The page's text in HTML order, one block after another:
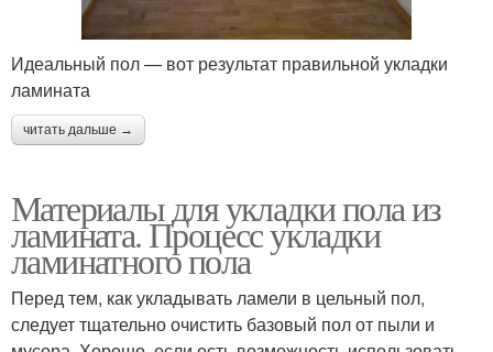
Идеальный пол — вот результат правильной укладки
ламината
читать дальше →
Материалы для укладки пола из
ламината. Процесс укладки
ламинатного пола
Перед тем, как укладывать ламели в цельный пол,
следует тщательно очистить базовый пол от пыли и